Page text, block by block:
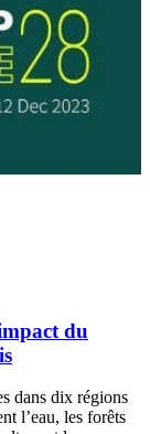
du
dans dix régions
l’eau, les forêts